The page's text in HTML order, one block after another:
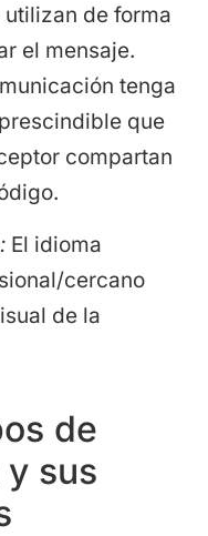
utilizan de forma
el mensaje.
tenga
que
compartan
El idioma
cercano
de la
de
sus